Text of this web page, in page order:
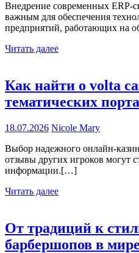
Внедрение современных ERP-
важным для обеспечения
предприятий, работающих на
Читать далее
Как найти о volta
тематических
18.07.2026 Nicole Mary
Выбор надежного онлайн-
отзывы других игроков могут
информации.[…]
Читать далее
От традиций к
барбершопов в